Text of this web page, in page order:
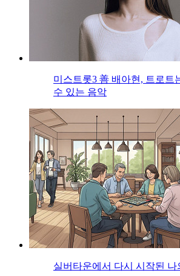
미스트롯3 善 배아현, 트로트
수 있는 음악
실버타운에서 다시 시작된 나